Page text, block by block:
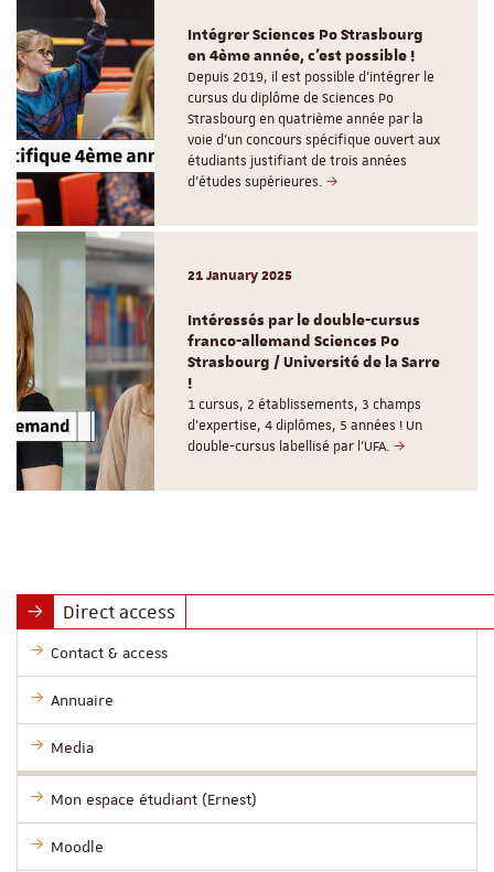
Intégrer Sciences Po Strasbourg
en 4ème année, c'est possible !
Depuis 2019, il est possible d’intégrer le
cursus du diplôme de Sciences Po
Strasbourg en quatrième année par la
voie d’un concours spécifique ouvert aux
étudiants justifiant de trois années
d’études supérieures.
21 January 2025
Intéressés par le double-cursus
franco-allemand Sciences Po
Strasbourg / Université de la Sarre
!
1 cursus, 2 établissements, 3 champs
d’expertise, 4 diplômes, 5 années ! Un
double-cursus labellisé par l'UFA.
Direct access
Contact & access
Annuaire
Media
Mon espace étudiant (Ernest)
Moodle